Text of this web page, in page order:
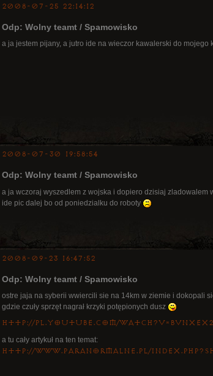
2008-07-25 22:14:12
Odp: Wolny teamt / Spamowisko
a ja jestem pijany, a jutro ide na wieczor kawalerski do mojego
2008-07-30 19:58:54
Odp: Wolny teamt / Spamowisko
a ja wczoraj wyszedlem z wojska i dopiero dzisiaj zladowalem
ide pic dalej bo od poniedzialku do roboty
2008-09-23 16:47:52
Odp: Wolny teamt / Spamowisko
ostre jaja na syberii wwiercili sie na 14km w ziemie i dokopali
gdzie czuły sprzęt nagrał krzyki potępionych dusz
http://pl.youtube.com/
a tu cały artykuł na ten temat:
http://www.paranormalne.pl/